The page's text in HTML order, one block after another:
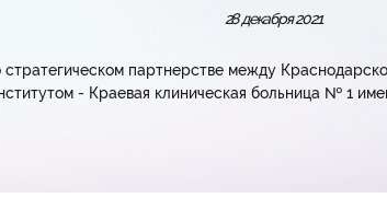
28 декабря 2021
стратегическом партнерстве между
- Краевая клиническая больница № 1